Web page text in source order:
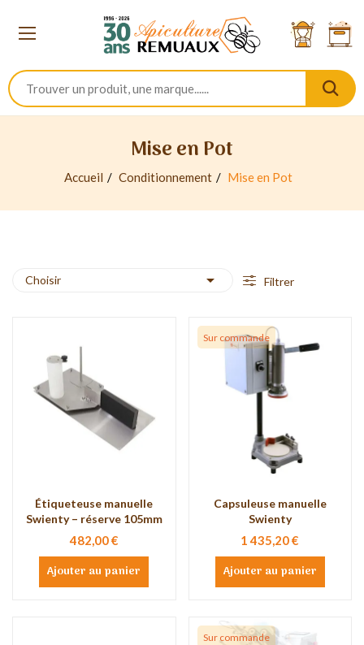
Mise en Pot
Accueil Conditionnement Mise en Pot
Choisir  Filtrer
Étiqueteuse manuelle
Swienty – réserve 105mm
482,00 €
Ajouter au panier
Sur commande
Capsuleuse manuelle
Swienty
1 435,20 €
Ajouter au panier
Sur commande